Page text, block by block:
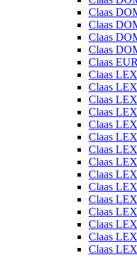
Claas
Claas
Claas
Claas
Claas
Claas
Claas
Claas
Claas
Claas
Claas
Claas
Claas
Claas
Claas
Claas
Claas
Claas
Claas
Claas